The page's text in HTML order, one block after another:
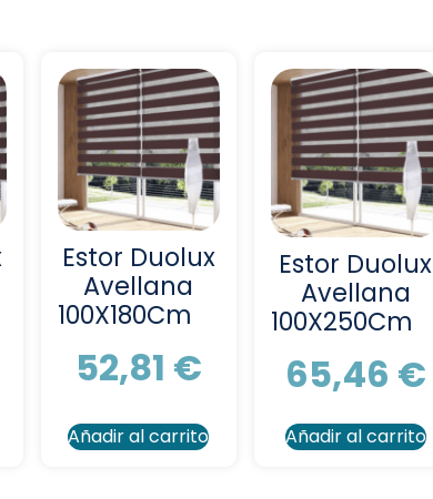
Estor Duolux
Avellana
100X180Cm
52,81 €
Añadir al carrito
Estor Duolux
Avellana
100X250Cm
65,46 €
Añadir al carrito